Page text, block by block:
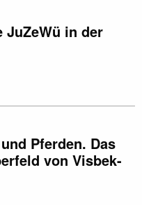
in der
Pferden. Das
von Visbek-